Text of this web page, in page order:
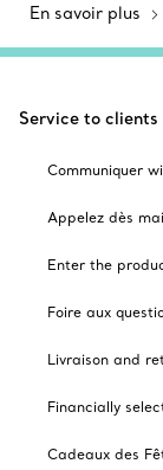
En savoir plus
Service to clients
Communiquer
Appelez dès
Enter the
Foire aux
Livraison and
Financially
Cadeaux des